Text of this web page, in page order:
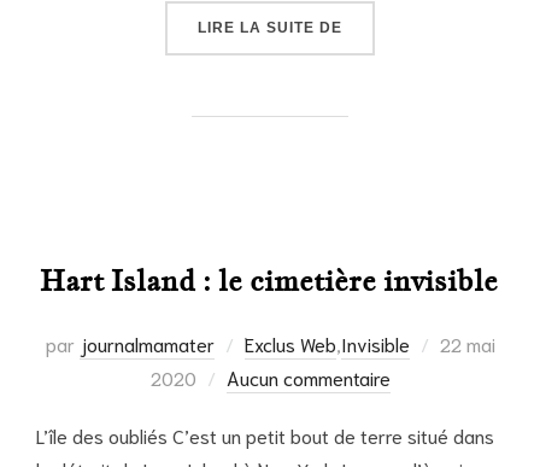
LIRE LA SUITE DE
Hart Island : le cimetière invisible
par journalmamater Exclus Web Invisible
Publié
22 mai
2020
Aucun commentaire
L’île des oubliés C’est un petit bout de terre situé dans